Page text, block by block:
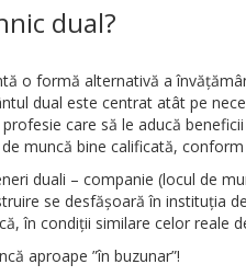
dual?
o formă alternativă a
dual este centrat atât pe
care să le aducă
muncă bine calificată,
duali – companie (locul de
se desfășoară în instituția
în condiții similare celor reale
aproape ”în buzunar”!